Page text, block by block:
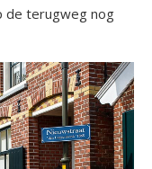
de terugweg nog